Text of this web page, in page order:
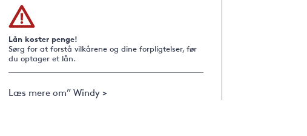
Lån koster penge!
Sørg for at forstå vilkårene og dine forpligtelser, før
du optager et lån.
Læs mere om” Windy >